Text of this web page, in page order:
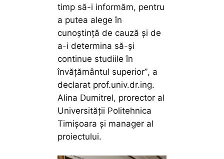
timp să-i informăm, pentru
a putea alege în
cunoștință de cauză și de
a-i determina să-și
continue studiile în
învățământul superior”, a
declarat prof.univ.dr.ing.
Alina Dumitrel, prorector al
Universității Politehnica
Timișoara și manager al
proiectului.